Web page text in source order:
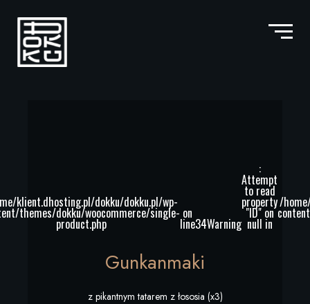
klient.dhosting.pl/dokku/dokku.pl/wp-
themes/dokku/woocommerce/single-
product.php
on
line34Warning
:
Attempt
to read
property
"ID" on
null in
/
Gunkanmaki
z pikantnym tatarem z łososia (x3)